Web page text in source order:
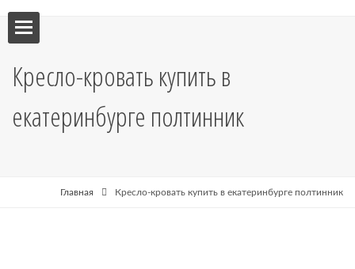
Кресло-кровать купить в
екатеринбурге полтинник
Главная Кресло-кровать купить в екатеринбурге полтинник